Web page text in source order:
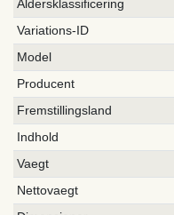
Aldersklassificering
Variations-ID
Model
Producent
Fremstillingsland
Indhold
Vaegt
Nettovaegt